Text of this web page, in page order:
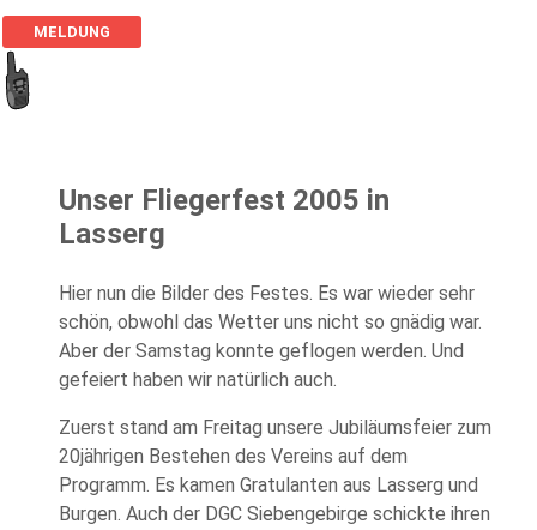
MELDUNG
Unser Fliegerfest 2005 in
Lasserg
Hier nun die Bilder des Festes. Es war wieder sehr
schön, obwohl das Wetter uns nicht so gnädig war.
Aber der Samstag konnte geflogen werden. Und
gefeiert haben wir natürlich auch.
Zuerst stand am Freitag unsere Jubiläumsfeier zum
20jährigen Bestehen des Vereins auf dem
Programm. Es kamen Gratulanten aus Lasserg und
Burgen. Auch der DGC Siebengebirge schickte ihren